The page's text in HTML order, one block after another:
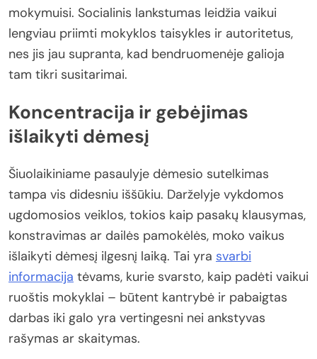
mokymuisi. Socialinis lankstumas leidžia vaikui
lengviau priimti mokyklos taisykles ir autoritetus,
nes jis jau supranta, kad bendruomenėje galioja
tam tikri susitarimai.
Koncentracija ir gebėjimas
išlaikyti dėmesį
Šiuolaikiniame pasaulyje dėmesio sutelkimas
tampa vis didesniu iššūkiu. Darželyje vykdomos
ugdomosios veiklos, tokios kaip pasakų klausymas,
konstravimas ar dailės pamokėlės, moko vaikus
išlaikyti dėmesį ilgesnį laiką. Tai yra svarbi
informacija tėvams, kurie svarsto, kaip padėti vaikui
ruoštis mokyklai – būtent kantrybė ir pabaigtas
darbas iki galo yra vertingesni nei ankstyvas
rašymas ar skaitymas.